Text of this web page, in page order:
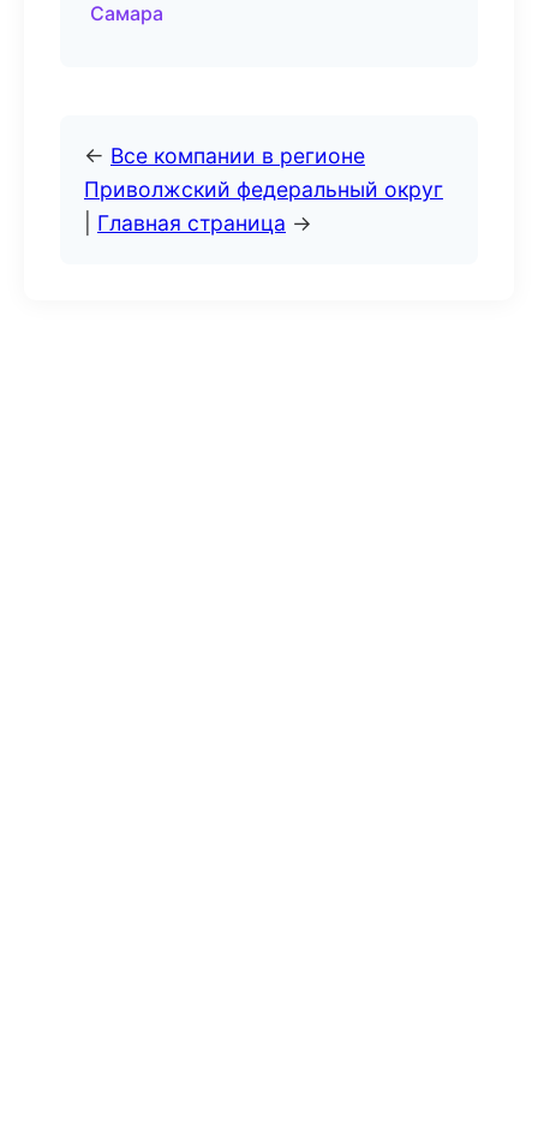
Самара
← Все компании в регионе
Приволжский федеральный округ
Главная страница →